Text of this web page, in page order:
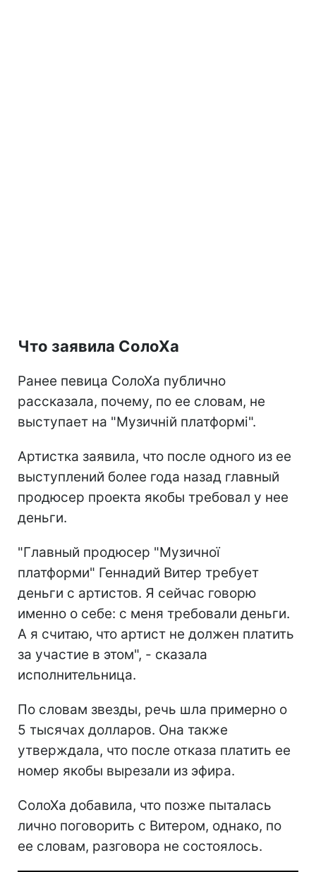
Что заявила СолоХа
Ранее певица СолоХа публично
рассказала, почему, по ее словам, не
выступает на "Музичній платформі".
Артистка заявила, что после одного из ее
выступлений более года назад главный
продюсер проекта якобы требовал у нее
деньги.
"Главный продюсер "Музичної
платформи" Геннадий Витер требует
деньги с артистов. Я сейчас говорю
именно о себе: с меня требовали деньги.
А я считаю, что артист не должен платить
за участие в этом", - сказала
исполнительница.
По словам звезды, речь шла примерно о
5 тысячах долларов. Она также
утверждала, что после отказа платить ее
номер якобы вырезали из эфира.
СолоХа добавила, что позже пыталась
лично поговорить с Витером, однако, по
ее словам, разговора не состоялось.